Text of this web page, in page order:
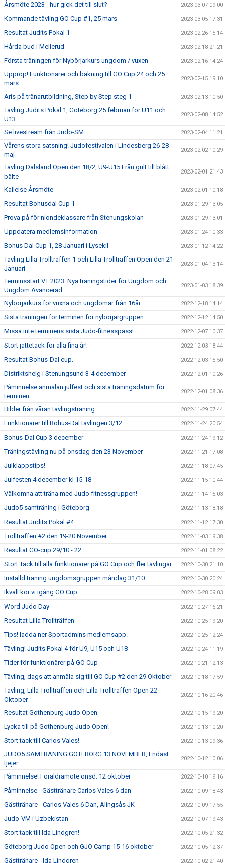
Årsmöte 2023 - hur gick det till slut? 2023-03-07 09:00
Kommande tävling GO Cup #1, 25 mars 2023-03-05 17:31
Resultat Judits Pokal 1 2023-02-26 15:14
Hårda bud i Mellerud 2023-02-18 21:21
Första träningen för Nybörjarkurs ungdom / vuxen 2023-02-16 14:24
Upprop! Funktionärer och bakning till GO Cup 24 och 25
mars
2023-02-15 19:10
Aris på tränarutbildning, Step by Step steg 1 2023-02-13 10:50
Tävling Judits Pokal 1, Göteborg 25 februari för U11 och
U13
2023-02-08 14:52
Se livestream från Judo-SM 2023-02-04 11:21
Vårens stora satsning! Judofestivalen i Lindesberg 26-28
maj
2023-02-02 10:29
Tävling Dalsland Open den 18/2, U9-U15 Från gult till blått
bälte
2023-02-01 21:43
Kallelse Årsmöte 2023-02-01 10:18
Resultat Bohusdal Cup 1 2023-01-29 13:05
Prova på för niondeklassare från Stenungskolan 2023-01-29 13:01
Uppdatera medlemsinformation 2023-01-24 10:33
Bohus Dal Cup 1, 28 Januari i Lysekil 2023-01-12 14:22
Tävling Lilla Trollträffen 1 och Lilla Trollträffen Open den 21
Januari
2023-01-04 13:14
Terminsstart VT 2023. Nya träningstider för Ungdom och
Ungdom Avancerad
2023-01-03 18:39
Nybörjarkurs för vuxna och ungdomar från 16år. 2022-12-18 14:14
Sista träningen för terminen för nybörjargruppen 2022-12-12 14:50
Missa inte terminens sista Judo-fitnesspass! 2022-12-07 10:37
Stort jättetack för alla fina år! 2022-12-03 18:44
Resultat Bohus-Dal cup. 2022-12-03 15:50
Distriktshelg i Stenungsund 3-4 december 2022-12-01 10:26
Påminnelse anmälan julfest och sista träningsdatum för
terminen
2022-12-01 08:36
Bilder från våran tävlingsträning. 2022-11-29 07:44
Funktionärer till Bohus-Dal tävlingen 3/12 2022-11-24 20:54
Bohus-Dal Cup 3 december 2022-11-24 19:12
Träningstävling nu på onsdag den 23 November 2022-11-21 17:08
Julklappstips! 2022-11-18 07:45
Julfesten 4 december kl 15-18 2022-11-15 10:44
Välkomna att träna med Judo-fitnessgruppen! 2022-11-14 15:03
Judo5 samträning i Göteborg 2022-11-13 18:18
Resultat Judits Pokal #4 2022-11-12 17:30
Trollträffen #2 den 19-20 November 2022-11-03 19:38
Resultat GO-cup 29/10 - 22 2022-11-01 08:22
Stort Tack till alla funktionärer på GO Cup och fler tävlingar 2022-10-30 21:10
Inställd träning ungdomsgruppen måndag 31/10 2022-10-30 20:24
Ikväll kör vi igång GO Cup 2022-10-28 09:03
Word Judo Day 2022-10-27 16:21
Resultat Lilla Trollträffen 2022-10-25 19:20
Tips! ladda ner Sportadmins medlemsapp. 2022-10-25 12:24
Tävling! Judits Pokal 4 för U9, U15 och U18 2022-10-24 11:19
Tider för funktionärer på GO Cup 2022-10-21 12:13
Tävling, dags att anmäla sig till GO Cup #2 den 29 Oktober 2022-10-18 17:59
Tävling, Lilla Trollträffen och Lilla Trollträffen Open 22
Oktober
2022-10-16 20:46
Resultat Gothenburg Judo Open 2022-10-15 19:20
Lycka till på Gothenburg Judo Open! 2022-10-13 10:20
Stort tack till Carlos Vales! 2022-10-13 09:36
JUDO5 SAMTRÄNING GÖTEBORG 13 NOVEMBER, Endast
tjejer
2022-10-12 10:06
Påminnelse! Föräldramöte onsd. 12 oktober 2022-10-10 19:16
Påminnelse - Gästtränare Carlos Vales 6 dan 2022-10-09 18:43
Gästtränare - Carlos Vales 6 Dan, Alingsås JK 2022-10-09 17:55
Judo-VM i Uzbekistan 2022-10-07 19:43
Stort tack till Ida Lindgren! 2022-10-05 21:32
Göteborg Judo Open och GJO Camp 15-16 oktober 2022-10-05 12:37
Gästtränare - Ida Lindgren 2022-10-02 21:40